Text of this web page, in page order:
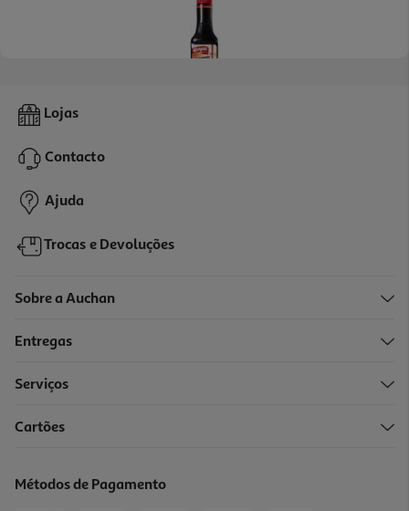
Cobertura Royal Caramelo Liquido 400g
3,49 €
Lojas
Contacto
Ajuda
Trocas e Devoluções
Sobre a Auchan
Entregas
Serviços
Cartões
Métodos de Pagamento